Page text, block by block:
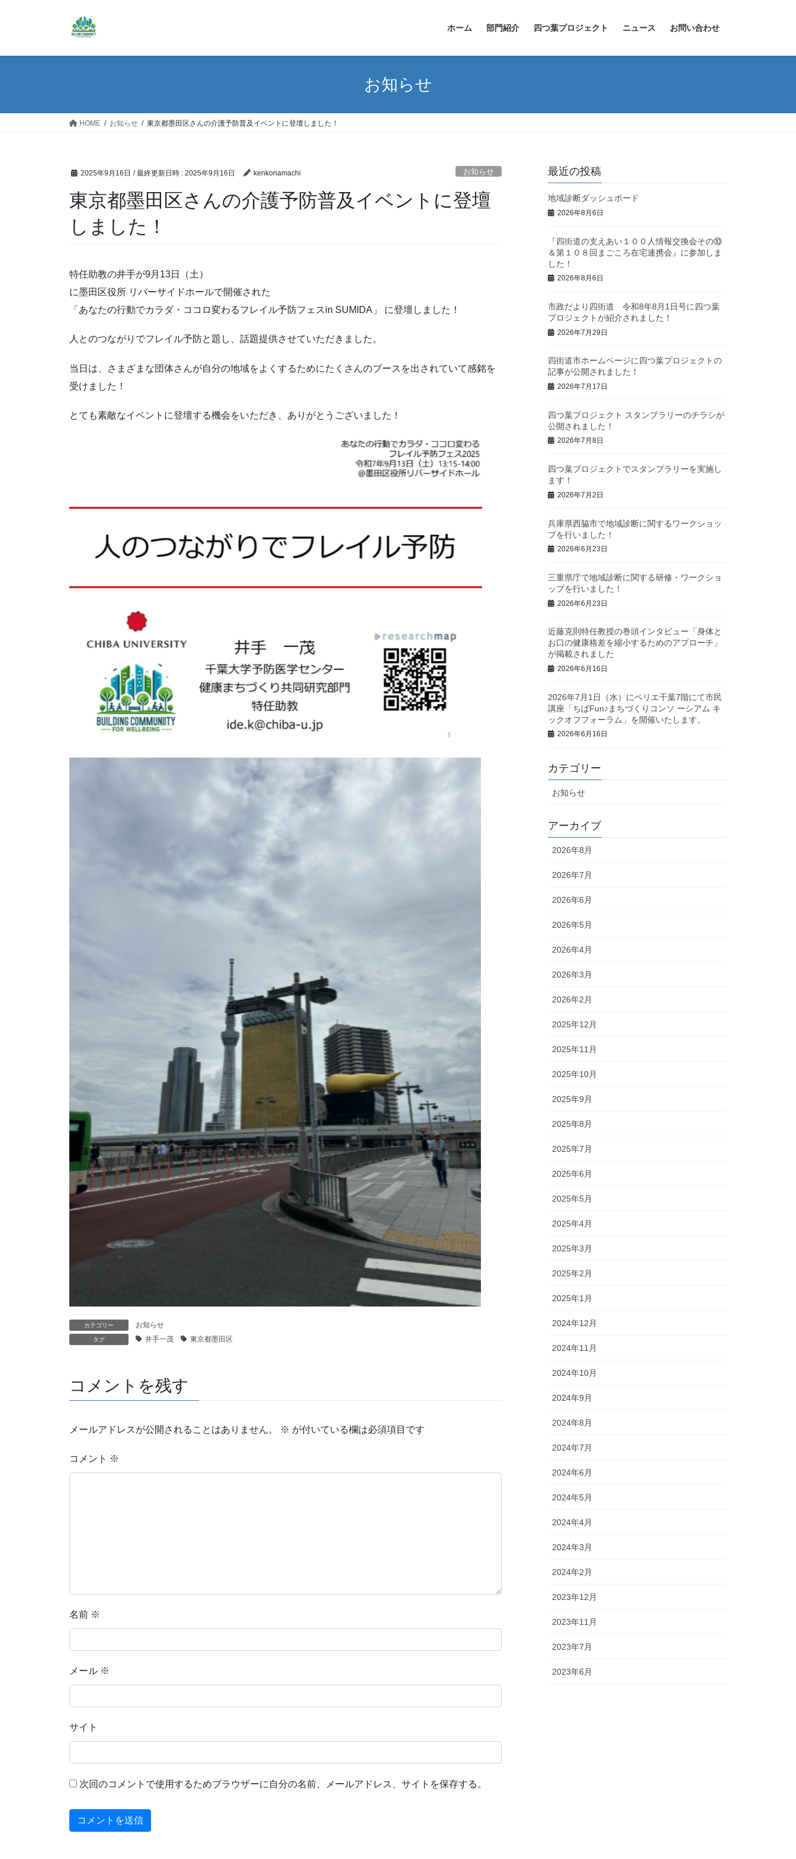
ホーム 部門紹介 四つ葉プロジェクト ニュース お問い合わせ
お知らせ
HOME お知らせ 東京都墨田区さんの介護予防普及イベントに登壇しました！
2025年9月16日 / 最終更新日時 : 2025年9月16日 kenkonamachi お知らせ
東京都墨田区さんの介護予防普及イベントに登壇
しました！
特任助教の井手が9月13日（土）
に墨田区役所 リバーサイドホールで開催された
「あなたの行動でカラダ・ココロ変わるフレイル予防フェスin SUMIDA」 に登壇しました！
人とのつながりでフレイル予防と題し、話題提供させていただきました。
当日は、さまざまな団体さんが自分の地域をよくするためにたくさんのブースを出されていて感銘を
受けました！
とても素敵なイベントに登壇する機会をいただき、ありがとうございました！
カテゴリー お知らせ
タグ 井手一茂 東京都墨田区
コメントを残す
メールアドレスが公開されることはありません。 ※ が付いている欄は必須項目です
コメント ※
名前 ※
メール ※
サイト
次回のコメントで使用するためブラウザーに自分の名前、メールアドレス、サイトを保存する。
最近の投稿
地域診断ダッシュボード
2026年8月6日
『四街道の支えあい１００人情報交換会その⑩
＆第１０８回まごころ在宅連携会』に参加しま
した！
2026年8月6日
市政だより四街道 令和8年8月1日号に四つ葉
プロジェクトが紹介されました！
2026年7月29日
四街道市ホームページに四つ葉プロジェクトの
記事が公開されました！
2026年7月17日
四つ葉プロジェクト スタンプラリーのチラシが
公開されました！
2026年7月8日
四つ葉プロジェクトでスタンプラリーを実施し
ます！
2026年7月2日
兵庫県西脇市で地域診断に関するワークショッ
プを行いました！
2026年6月23日
三重県庁で地域診断に関する研修・ワークショ
ップを行いました！
2026年6月23日
近藤克則特任教授の巻頭インタビュー「身体と
お口の健康格差を縮小するためのアプローチ」
が掲載されました
2026年6月16日
2026年7月1日（水）にペリエ千葉7階にて市民
講座「ちばFun♪まちづくりコンソ ーシアム キ
ックオフフォーラム」を開催いたします。
2026年6月16日
カテゴリー
お知らせ
アーカイブ
2026年8月
2026年7月
2026年6月
2026年5月
2026年4月
2026年3月
2026年2月
2025年12月
2025年11月
2025年10月
2025年9月
2025年8月
2025年7月
2025年6月
2025年5月
2025年4月
2025年3月
2025年2月
2025年1月
2024年12月
2024年11月
2024年10月
2024年9月
2024年8月
2024年7月
2024年6月
2024年5月
2024年4月
2024年3月
2024年2月
2023年12月
2023年11月
2023年7月
2023年6月